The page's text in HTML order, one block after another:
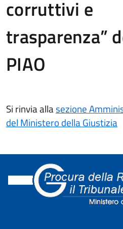
corruttivi e
trasparenza”
PIAO
Si rinvia allasezione
del Ministero della Giustizia